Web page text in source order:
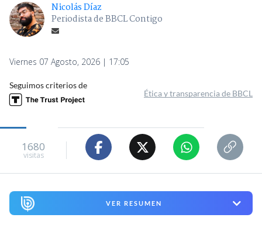
Nicolás Díaz
Periodista de BBCL Contigo
Viernes 07 Agosto, 2026 | 17:05
Seguimos criterios de
Ética y transparencia de BBCL
1680
visitas
VER RESUMEN